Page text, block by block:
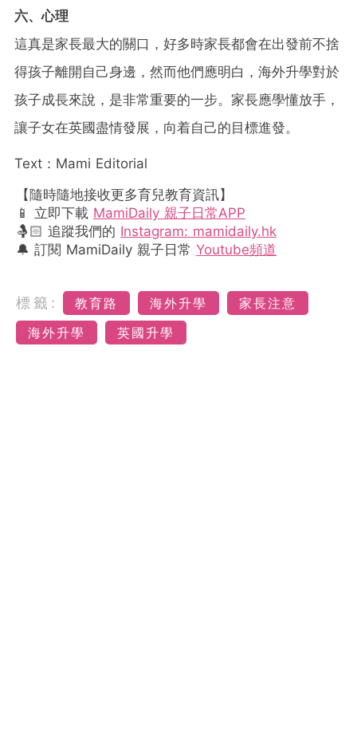
六、心理
這真是家長最大的關口，好多時家長都會在出發前不捨
得孩子離開自己身邊，然而他們應明白，海外升學對於
孩子成長來說，是非常重要的一步。家長應學懂放手，
讓子女在英國盡情發展，向着自己的目標進發。
Text：Mami Editorial
【隨時隨地接收更多育兒教育資訊】
📱 立即下載 MamiDaily 親子日常APP
🤱🏻 追蹤我們的 Instagram: mamidaily.hk
🔔 訂閱 MamiDaily 親子日常 Youtube頻道
標籤: 教育路 海外升學
家長注意
海外升學
英國升學